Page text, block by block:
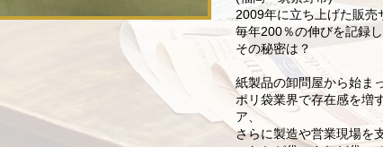
2009年に立ち上げた販売
毎年200％の伸びを記録し
その秘密は？
紙製品の卸問屋から始ま
ポリ袋業界で存在感を増
ア、
さらに製造や営業現場を